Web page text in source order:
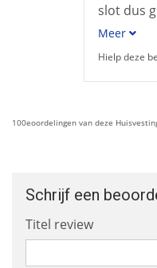
slot dus
Meer
Hielp deze
100eoordelingen van deze
Schrijf een
Titel review